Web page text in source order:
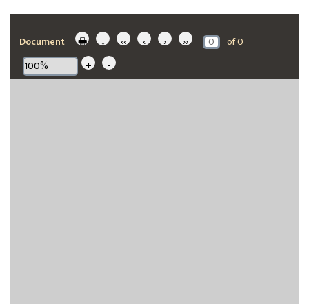
Document 🖶 ↓ ‹‹ ‹ › ›› of0
+
-